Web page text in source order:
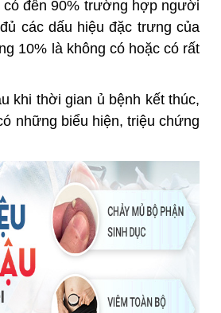
có đến 90% trường hợp người
các dấu hiệu đặc trưng của
10% là không có hoặc có rất
khi thời gian ủ bệnh kết thúc,
những biểu hiện, triệu chứng